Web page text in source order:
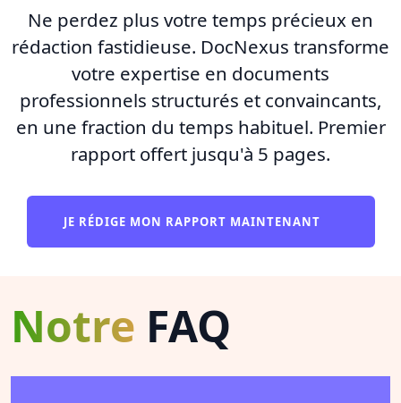
Ne perdez plus votre temps précieux en
rédaction fastidieuse. DocNexus transforme
votre expertise en documents
professionnels structurés et convaincants,
en une fraction du temps habituel. Premier
rapport offert jusqu'à 5 pages.
JE RÉDIGE MON RAPPORT MAINTENANT
Notre FAQ